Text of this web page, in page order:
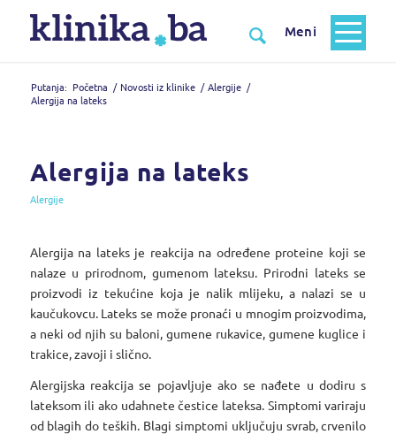
Putanja: Početna / Novosti iz klinike / Alergije /
Alergija na lateks
Alergija na lateks
Alergije
Alergija na lateks je reakcija na određene proteine koji se
nalaze u prirodnom, gumenom lateksu. Prirodni lateks se
proizvodi iz tekućine koja je nalik mlijeku, a nalazi se u
kaučukovcu. Lateks se može pronaći u mnogim proizvodima,
a neki od njih su baloni, gumene rukavice, gumene kuglice i
trakice, zavoji i slično.
Alergijska reakcija se pojavljuje ako se nađete u dodiru s
lateksom ili ako udahnete čestice lateksa. Simptomi variraju
od blagih do teških. Blagi simptomi uključuju svrab, crvenilo